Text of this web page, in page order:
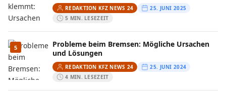
REDAKTION KFZ NEWS 24
25. JUNI 2025
5 MIN. LESEZEIT
5
Probleme beim Bremsen: Mögliche Ursachen
und Lösungen
REDAKTION KFZ NEWS 24
25. JUNI 2024
4 MIN. LESEZEIT